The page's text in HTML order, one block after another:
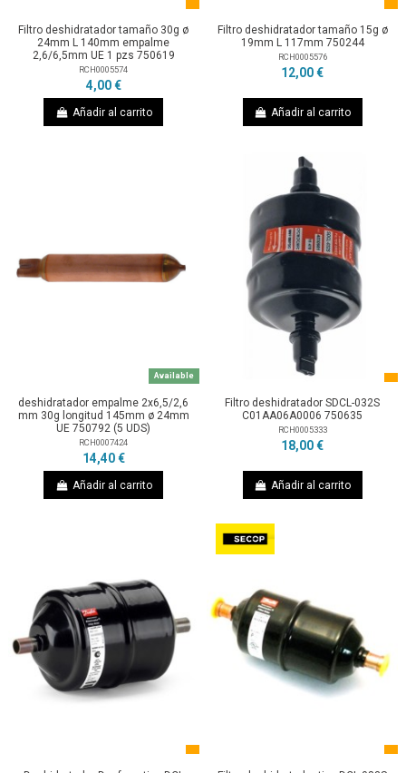
Filtro deshidratador tamaño 30g ø
24mm L 140mm empalme
2,6/6,5mm UE 1 pzs 750619
RCH0005574
4,00 €
Añadir al carrito
Filtro deshidratador tamaño 15g ø
19mm L 117mm 750244
RCH0005576
12,00 €
Añadir al carrito
Available
deshidratador empalme 2x6,5/2,6
mm 30g longitud 145mm ø 24mm
UE 750792 (5 UDS)
RCH0007424
14,40 €
Añadir al carrito
Filtro deshidratador SDCL-032S
C01AA06A0006 750635
RCH0005333
18,00 €
Añadir al carrito